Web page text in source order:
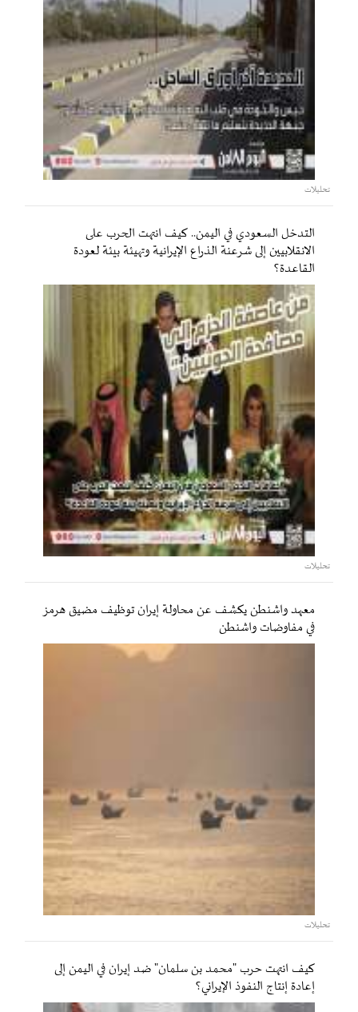
تحليلات
التدخل السعودي في اليمن.. كيف انتهت الحرب على
الانقلابيين إلى شرعنة الذراع الإيرانية وتهيئة بيئة لعودة
القاعدة؟
تحليلات
معهد واشنطن يكشف عن محاولة إيران توظيف مضيق هرمز
في مفاوضات واشنطن
تحليلات
كيف انتهت حرب "محمد بن سلمان" ضد إيران في اليمن إلى
إعادة إنتاج النفوذ الإيراني؟